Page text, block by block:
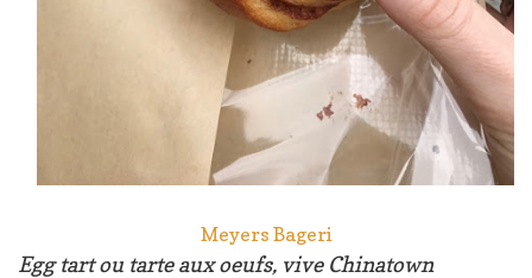
Meyers Bageri
Egg tart ou tarte aux oeufs, vive Chinatown